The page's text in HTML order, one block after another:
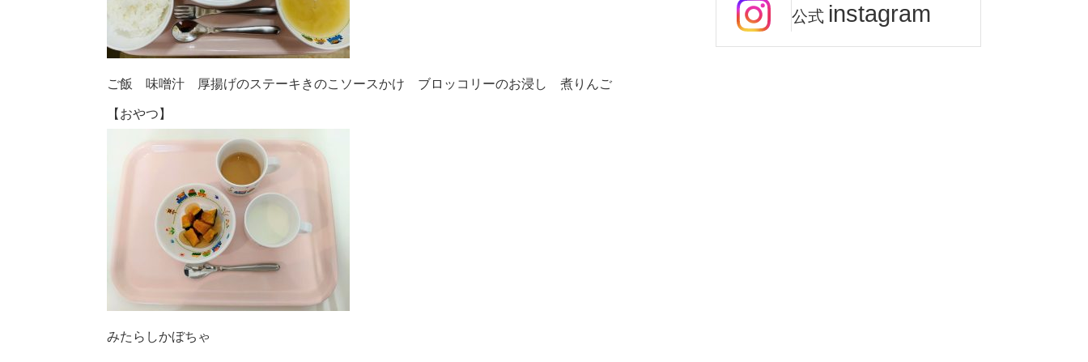
ご飯 味噌汁 厚揚げのステーキきのこソースかけ ブロッコリーのお浸し 煮りんご
【おやつ】
みたらしかぼちゃ
公式 instagram